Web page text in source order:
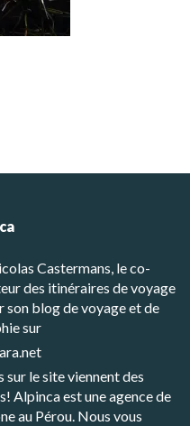
Castermans, le co-
des itinéraires de voyage
blog de voyage et de
sur
sur le site viennent des
Alpinca est une agence de
au Pérou. Nous vous